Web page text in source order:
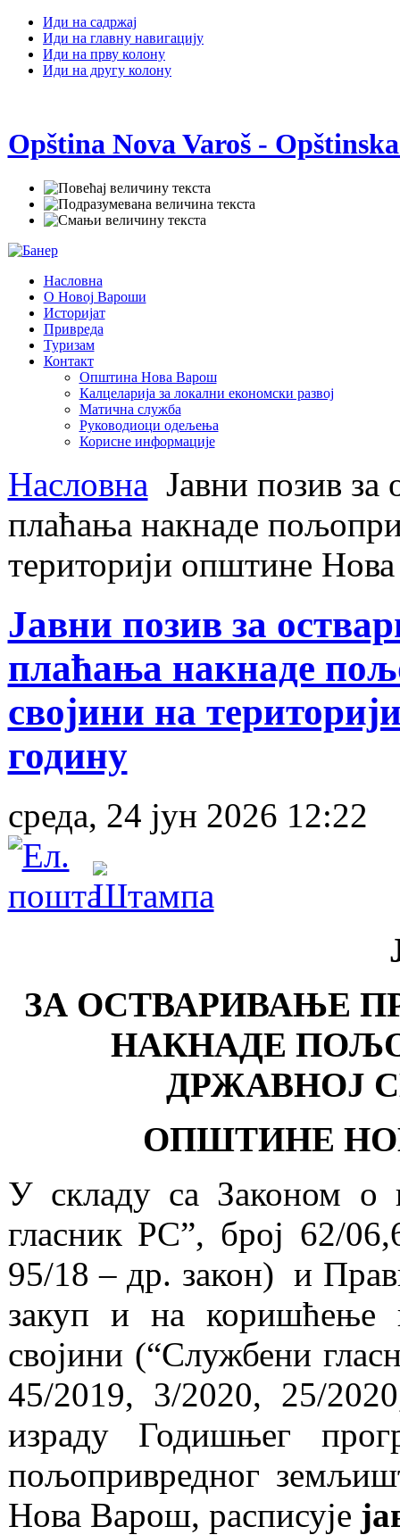
Иди на садржај
Иди на главну навигацију
Иди на прву колону
Иди на другу колону
Opština Nova Varoš -
Насловна
О Новој Вароши
Историјат
Привреда
Туризам
Контакт
Општина Нова Варош
Калцеларија за локални економски развој
Матична служба
Руководиоци одељења
Корисне информације
Насловна Јавни позив за
плаћања накнаде
територији општине
Јавни позив за
плаћања накнаде
својини на
годину
среда, 24 јун 2026 12:22
ЗА ОСТВАРИВАЊЕ
НАКНАДЕ
ДРЖАВНОЈ
ОПШТИНЕ
У складу са Законом о
гласник РС”, број 62/
95/18 – др. закон) и
закуп и на коришћење
својини (“Службени
45/2019, 3/2020, 25/
израду Годишњег
пољопривредног
Нова Варош, расписује